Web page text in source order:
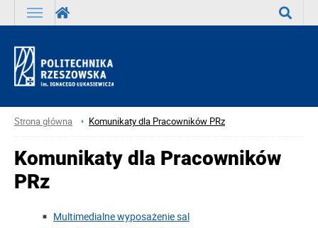
Strona główna Komunikaty dla Pracowników PRz
Komunikaty dla Pracowników
PRz
Multimedialne wyposażenie sal